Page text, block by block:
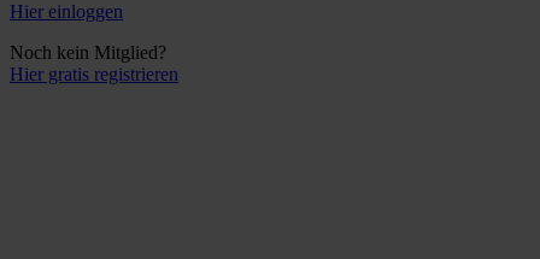
Hier einloggen
Noch kein Mitglied?
Hier gratis registrieren